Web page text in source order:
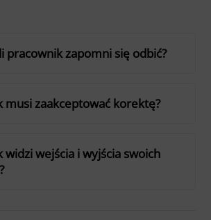
pracownik zapomni się odbić?
musi zaakceptować korektę?
widzi wejścia i wyjścia swoich